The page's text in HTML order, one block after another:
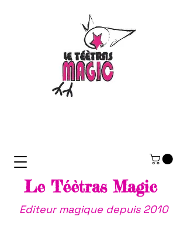
Le Téètras Magic
Editeur magique depuis 2010